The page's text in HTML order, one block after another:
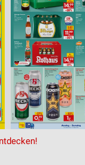
Inhalte
Kombinationen